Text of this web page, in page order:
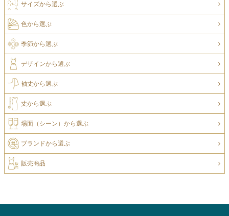
サイズから選ぶ
色から選ぶ
季節から選ぶ
デザインから選ぶ
袖丈から選ぶ
丈から選ぶ
場面（シーン）から選ぶ
ブランドから選ぶ
販売商品